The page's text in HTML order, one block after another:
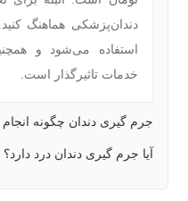
دندان‌پزشکی هماهنگ
استفاده می‌شود و
خدمات تاثیرگذار است.
جرم گیری دندان چگونه
آیا جرم گیری دندان درد دارد؟